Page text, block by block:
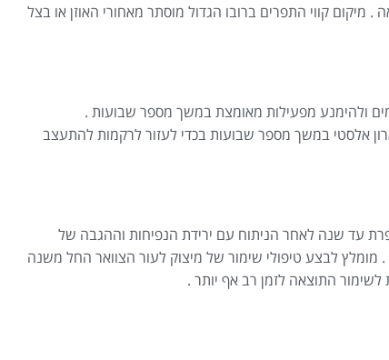
מיקום קווי התפרים ברובו הגדול מוסתר מאחורי האוזן או בצל
ולהימנע מפעילות מאומצת במשך מספר שבועות .
אלסטי במשך מספר שבועות בכדי לעזור לרקמות להתעצב
עד שנה לאחר הניתוח עם ירידת הנפיחות וההגבה של
לבצע טיפולי שימור של מיצוק לעור הצוואר החל משנה
התוצאה לזמן רב אף יותר .